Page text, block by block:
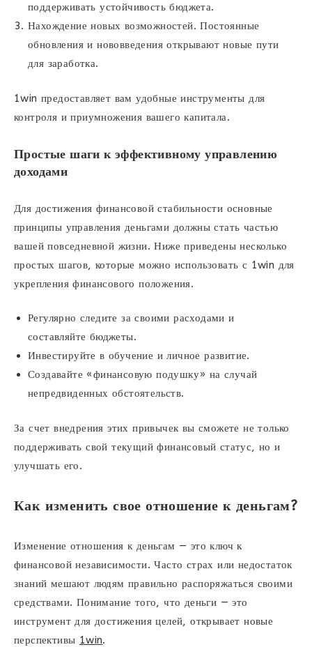
поддерживать устойчивость бюджета.
Нахождение новых возможностей. Постоянные
обновления и нововведения открывают новые пути
для заработка.
1win предоставляет вам удобные инструменты для
контроля и приумножения вашего капитала.
Простые шаги к эффективному управлению
доходами
Для достижения финансовой стабильности основные
принципы управления деньгами должны стать частью
вашей повседневной жизни. Ниже приведены несколько
простых шагов, которые можно использовать с 1win для
укрепления финансового положения.
Регулярно следите за своими расходами и
составляйте бюджеты.
Инвестируйте в обучение и личное развитие.
Создавайте «финансовую подушку» на случай
непредвиденных обстоятельств.
За счет внедрения этих привычек вы сможете не только
поддерживать свой текущий финансовый статус, но и
улучшать его.
Как изменить свое отношение к деньгам?
Изменение отношения к деньгам — это ключ к
финансовой независимости. Часто страх или недостаток
знаний мешают людям правильно распоряжаться своими
средствами. Понимание того, что деньги — это
инструмент для достижения целей, открывает новые
перспективы 1win.